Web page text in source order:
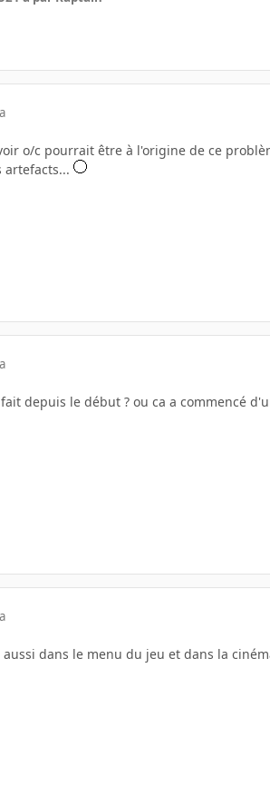
o/c pourrait être à l'origine de ce
artefacts...
depuis le début ? ou ca a commencé
aussi dans le menu du jeu et dans la